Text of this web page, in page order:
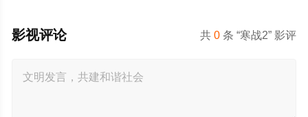
共0 条 “寒战2” 影评
影视评论